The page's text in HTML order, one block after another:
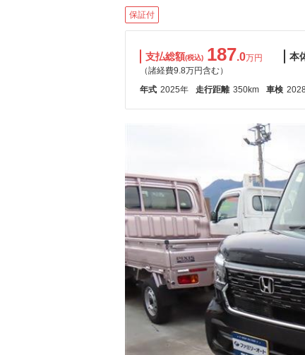
保証付
支払総額(税込) 187.0万円
（諸経費9.8万円含む）
本
年式 2025年 走行距離 350km 車検